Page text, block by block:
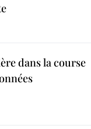
dans la course